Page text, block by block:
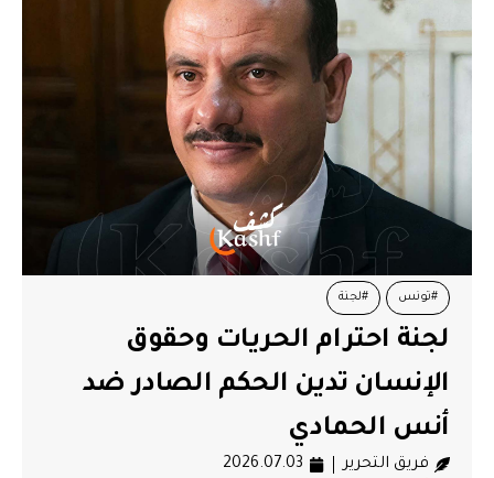
#تونس #لجنة
لجنة احترام الحريات وحقوق
الإنسان تدين الحكم الصادر ضد
أنس الحمادي
فريق التحرير 2026.07.03